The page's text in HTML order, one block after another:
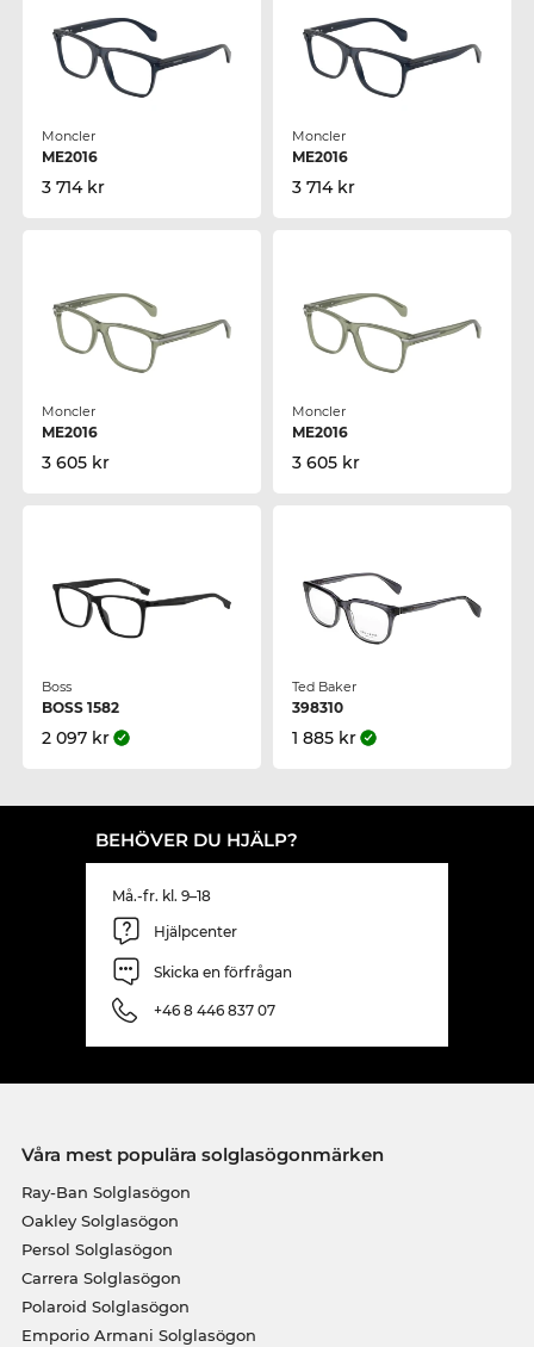
Moncler
ME2016
3 714 kr
Moncler
ME2016
3 714 kr
Moncler
ME2016
3 605 kr
Moncler
ME2016
3 605 kr
Boss
BOSS 1582
2 097 kr
Ted Baker
398310
1 885 kr
BEHÖVER DU HJÄLP?
Må.-fr. kl. 9–18
Hjälpcenter
Skicka en förfrågan
+46 8 446 837 07
Våra mest populära solglasögonmärken
Ray-Ban Solglasögon
Oakley Solglasögon
Persol Solglasögon
Carrera Solglasögon
Polaroid Solglasögon
Emporio Armani Solglasögon